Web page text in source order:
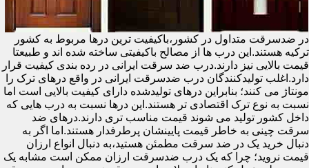
در ضدسرقت متداول در کشور،باکیفیت ترین درها مربوط به کشور
ترکیه هستند.این درب ها از مصالح باکیفیتی ساخته شده اند و طبیعتا
قیمت بالایی نیز دارند.درب ضد سرقت ایرانی در رده بندی کیفیت قرار
دارد.اغلب تولیدکنندگان درب ضدسرقت ایرانی در واقع درهای ترک را
مونتاژ می کنند؛ بنابراین درهای تولیدشده دارای کیفیت بالایی است اما
نسبت به نوع ترک اقتصادی تر هستند.این درها نسبت به درب هایی که
داخل کشور تولید می شوند قیمت مناسب تری دارند.درهای ضد
سرقت چینی به خاطر قیمت پایینشان پرطرفدار هستند.اما اگر به
دنبال خرید یک در ضد سرقت مطمئن هستید،به دنبال انواع ارزان
قیمت نروید؛ چرا که یک درب ضدسرقت ارزان ممکن است مشابه یک